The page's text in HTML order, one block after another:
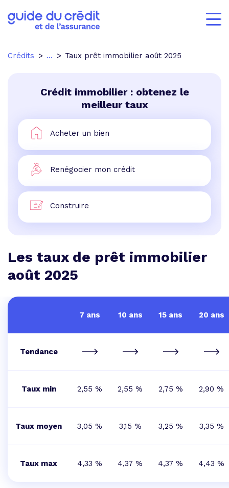
Crédits ... Taux prêt immobilier août 2025
Crédit immobilier : obtenez le
meilleur taux
Acheter un bien
Renégocier mon crédit
Construire
Les taux de prêt immobilier
août 2025
7 ans 10 ans 15 ans 20 ans
Tendance
Taux min 2,55 % 2,55 % 2,75 % 2,90 %
Taux moyen 3,05 % 3,15 % 3,25 % 3,35 %
Taux max 4,33 % 4,37 % 4,37 % 4,43 %